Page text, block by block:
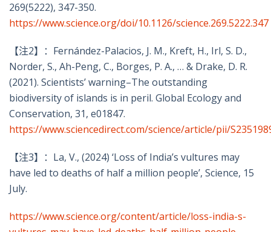
269(5222), 347-350.
https://www.science.org/doi/10.1126/science.269.5222.347
【注2】： Fernández-Palacios, J. M., Kreft, H., Irl, S. D.,
Norder, S., Ah-Peng, C., Borges, P. A., … & Drake, D. R.
(2021). Scientists’warning–The outstanding
biodiversity of islands is in peril. Global Ecology and
Conservation, 31, e01847.
https://www.sciencedirect.com/science/article/pii/
【注3】： La, V., (2024) ‘Loss of India’s vultures may
have led to deaths of half a million people’, Science, 15
July.
https://www.science.org/content/article/loss-india-s-